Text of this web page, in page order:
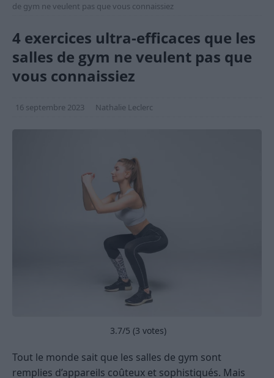
de gym ne veulent pas que vous connaissiez
4 exercices ultra-efficaces que les
salles de gym ne veulent pas que
vous connaissiez
16 septembre 2023 Nathalie Leclerc
3.7/5 (3 votes)
Tout le monde sait que les salles de gym sont
remplies d’appareils coûteux et sophistiqués. Mais